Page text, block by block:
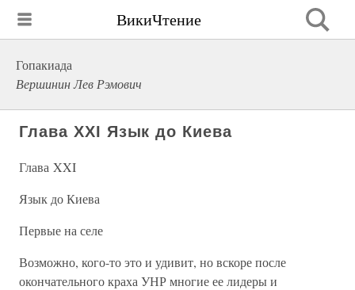
ВикиЧтение
Гопакиада
Вершинин Лев Рэмович
Глава XXI Язык до Киева
Глава XXI
Язык до Киева
Первые на селе
Возможно, кого-то это и удивит, но вскоре после
окончательного краха УНР многие ее лидеры и